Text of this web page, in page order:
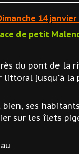
14 janvier
de petit
du pont de la
littoral jusqu'à la
ses
sur les îlets